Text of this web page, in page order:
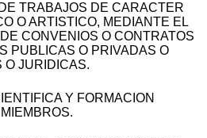
TRABAJOS DE CARACTER
O ARTISTICO, MEDIANTE EL
CONVENIOS O CONTRATOS
PUBLICAS O PRIVADAS O
O JURIDICAS.
Y FORMACION